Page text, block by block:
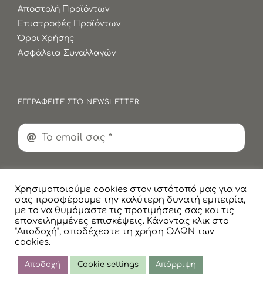
Αποστολή Προϊόντων
Επιστροφές Προϊόντων
Όροι Χρήσης
Ασφάλεια Συναλλαγών
ΕΓΓΡΑΦΕΙΤΕ ΣΤΟ NEWSLETTER
© Copyright
Πολιτική Προστασίας Προσωπικών Δεδομένων
Χρησιμοποιούμε cookies στον ιστότοπό μας για να
σας προσφέρουμε την καλύτερη δυνατή εμπειρία,
με το να θυμόμαστε τις προτιμήσεις σας και τις
επανειλημμένες επισκέψεις. Κάνοντας κλικ στο
"Αποδοχή", αποδέχεστε τη χρήση ΟΛΩΝ των
cookies.
Αποδοχή Cookie settings Απόρριψη